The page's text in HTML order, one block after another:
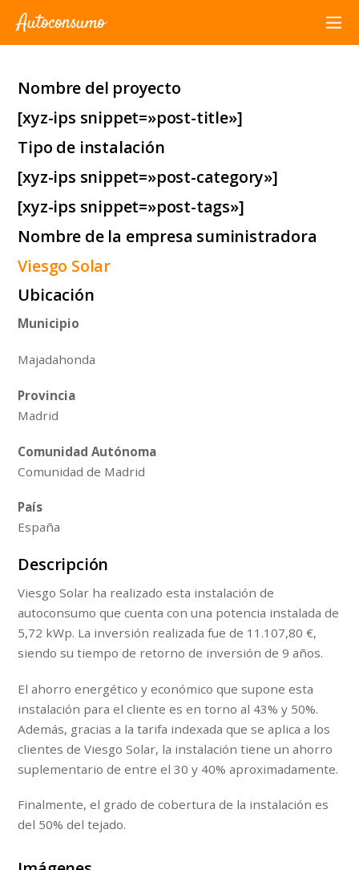
Autoconsumo
Nombre del proyecto
[xyz-ips snippet=»post-title»]
Tipo de instalación
[xyz-ips snippet=»post-category»]
[xyz-ips snippet=»post-tags»]
Nombre de la empresa suministradora
Viesgo Solar
Ubicación
Municipio
Majadahonda
Provincia
Madrid
Comunidad Autónoma
Comunidad de Madrid
País
España
Descripción
Viesgo Solar ha realizado esta instalación de
autoconsumo que cuenta con una potencia instalada de
5,72 kWp. La inversión realizada fue de 11.107,80 €,
siendo su tiempo de retorno de inversión de 9 años.
El ahorro energético y económico que supone esta
instalación para el cliente es en torno al 43% y 50%.
Además, gracias a la tarifa indexada que se aplica a los
clientes de Viesgo Solar, la instalación tiene un ahorro
suplementario de entre el 30 y 40% aproximadamente.
Finalmente, el grado de cobertura de la instalación es
del 50% del tejado.